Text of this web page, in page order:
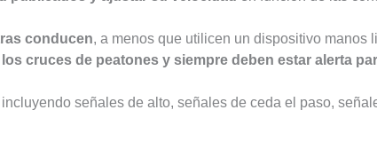
conducen, a menos que utilicen un dispositivo manos
cruces de peatones y siempre deben estar alerta
incluyendo señales de alto, señales de ceda el paso,